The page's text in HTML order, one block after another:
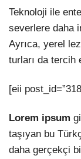
Teknoloji ile
severlere daha
Ayrıca, yerel
turları da tercih
[eii
Lorem ipsum
taşıyan bu
daha gerçekçi